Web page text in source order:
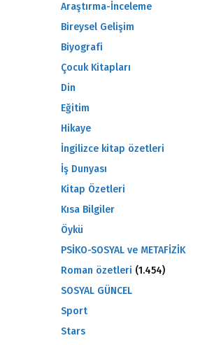
Araştırma-İnceleme
Bireysel Gelişim
Biyografi
Çocuk Kitapları
Din
Eğitim
Hikaye
İngilizce kitap özetleri
İş Dunyası
Kitap Özetleri
Kısa Bilgiler
Öykü
PSİKO-SOSYAL ve METAFİZİK
Roman özetleri (1.454)
SOSYAL GÜNCEL
Sport
Stars